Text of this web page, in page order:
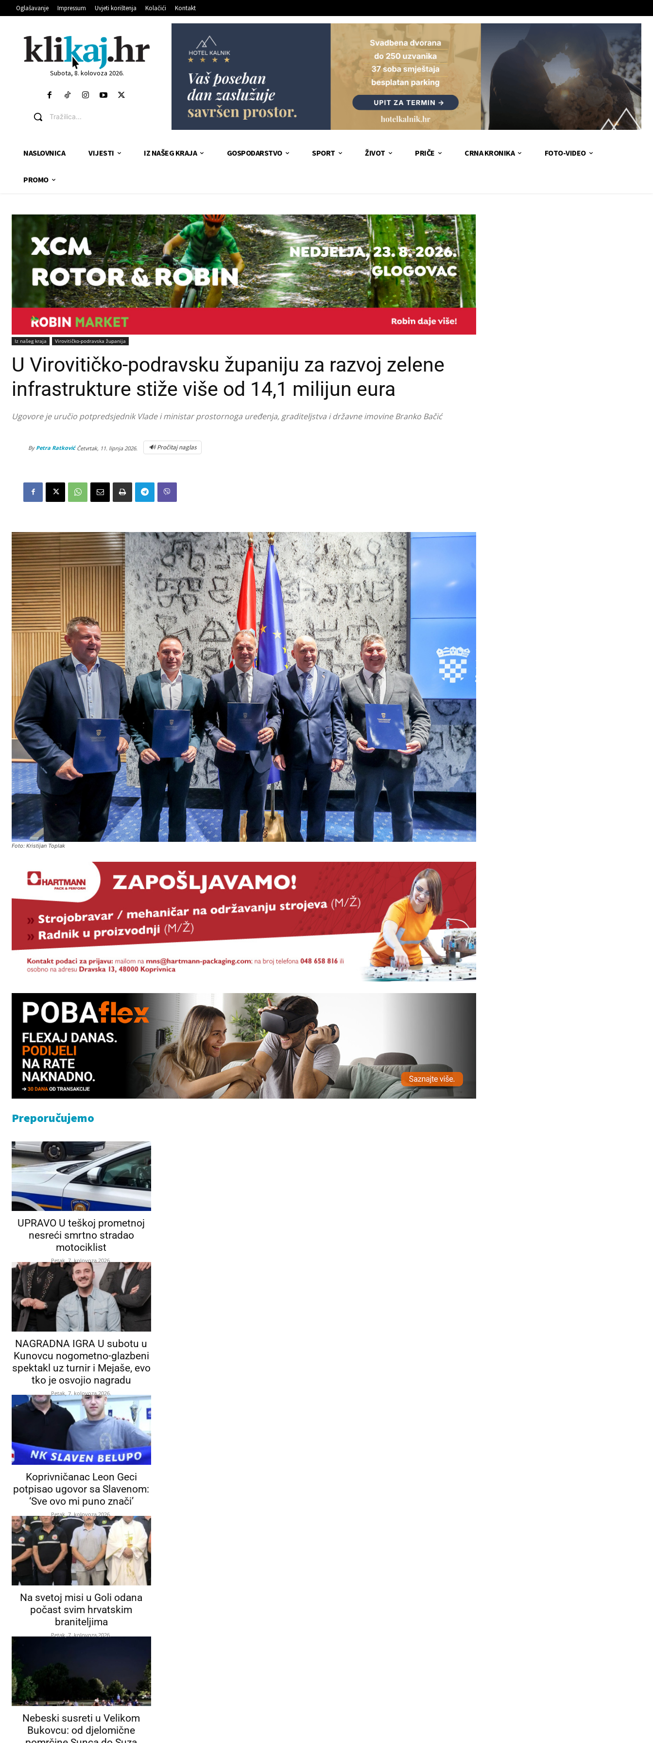
Oglašavanje Impressum Uvjeti korištenja Kolačići Kontakt
Subota, 8. kolovoza 2026.
Tražilica...
NASLOVNICA VIJESTI IZ NAŠEG KRAJA GOSPODARSTVO SPORT ŽIVOT PRIČE CRNA KRONIKA FOTO-VIDEO
PROMO
Iz našeg kraja Virovitičko-podravska županija
U Virovitičko-podravsku županiju za razvoj zelene
infrastrukture stiže više od 14,1 milijun eura
Ugovore je uručio potpredsjednik Vlade i ministar prostornoga uređenja, graditeljstva i državne imovine Branko Bačić
By Petra Ratković Četvrtak, 11. lipnja 2026. 🔊 Pročitaj naglas
Foto: Kristijan Toplak
Preporučujemo
UPRAVO U teškoj prometnoj
nesreći smrtno stradao
motociklist
Petak, 7. kolovoza 2026.
NAGRADNA IGRA U subotu u
Kunovcu nogometno-glazbeni
spektakl uz turnir i Mejaše, evo
tko je osvojio nagradu
Petak, 7. kolovoza 2026.
Koprivničanac Leon Geci
potpisao ugovor sa Slavenom:
‘Sve ovo mi puno znači’
Petak, 7. kolovoza 2026.
Na svetoj misi u Goli odana
počast svim hrvatskim
braniteljima
Petak, 7. kolovoza 2026.
Nebeski susreti u Velikom
Bukovcu: od djelomične